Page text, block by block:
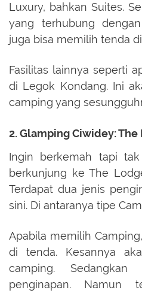
Luxury, bahkan Suites.
yang terhubung
juga bisa memilih tenda
Fasilitas lainnya seperti
di Legok Kondang. Ini
camping yang
2. Glamping Ciwidey:
Ingin berkemah tapi
berkunjung ke The
Terdapat dua jenis
sini. Di antaranya tipe
Apabila memilih
di tenda. Kesannya
camping.
penginapan. Namun